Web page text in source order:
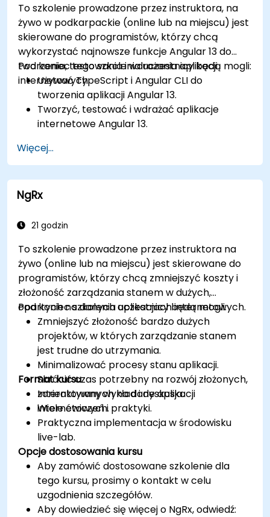
To szkolenie prowadzone przez instruktora, na
żywo w podkarpackie (online lub na miejscu) jest
skierowane do programistów, którzy chcą
wykorzystać najnowsze funkcje Angular 13 do
tworzenia, testowania i wdrażania aplikacji
internetowych.
Pod koniec tego szkolenia uczestnicy będą mogli:
Używać TypeScript i Angular CLI do
tworzenia aplikacji Angular 13.
Tworzyć, testować i wdrażać aplikacje
internetowe Angular 13.
mogą być używane w dowolnej aplikacji lub
stronie internetowej.
Więcej...
NgRx
21 godzin
To szkolenie prowadzone przez instruktora na
żywo (online lub na miejscu) jest skierowane do
programistów, którzy chcą zmniejszyć koszty i
złożoność zarządzania stanem w dużych,
opartych na danych aplikacjach internetowych.
Pod koniec szkolenia uczestnicy będą mogli:
Zmniejszyć złożoność bardzo dużych
projektów, w których zarządzanie stanem
jest trudne do utrzymania.
Minimalizować procesy stanu aplikacji.
Skrócić czas potrzebny na rozwój złożonych,
zorientowanych na dane aplikacji
internetowych.
Format kursu
Interaktywny wykład i dyskusja.
Wiele ćwiczeń i praktyki.
Praktyczna implementacja w środowisku
live-lab.
Opcje dostosowania kursu
Aby zamówić dostosowane szkolenie dla
tego kursu, prosimy o kontakt w celu
uzgodnienia szczegółów.
Aby dowiedzieć się więcej o NgRx, odwiedź: